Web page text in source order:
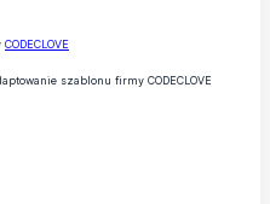
CODECLOVE
szablonu firmy CODECLOVE